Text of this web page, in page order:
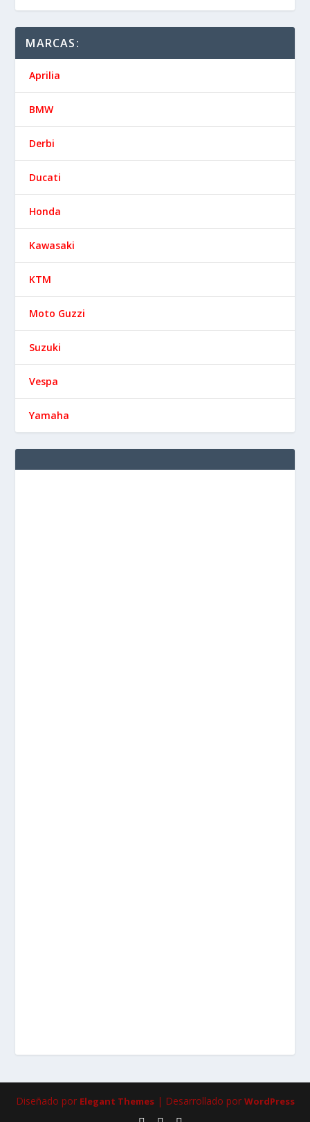
MARCAS:
Aprilia
BMW
Derbi
Ducati
Honda
Kawasaki
KTM
Moto Guzzi
Suzuki
Vespa
Yamaha
Diseñado por Elegant Themes| Desarrollado por WordPress